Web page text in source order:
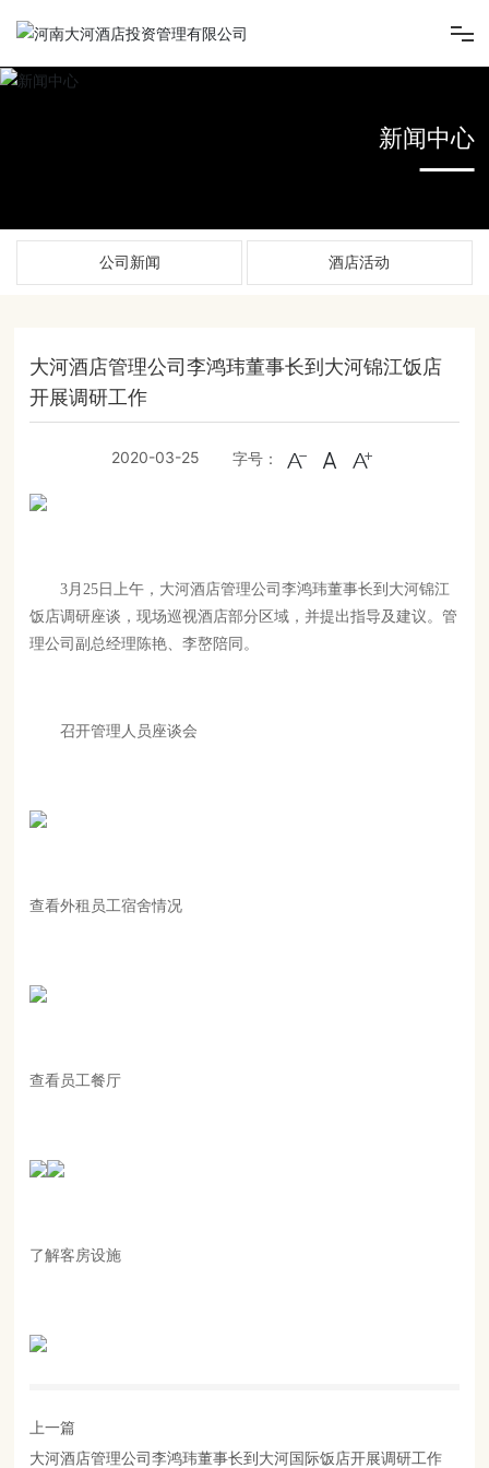
新闻中心
旗下项目
联系我们
新闻中心
公司新闻 酒店活动
大河酒店管理公司李鸿玮董事长到大河锦江饭店
开展调研工作
2020-03-25 字号：
3月25日上午，大河酒店管理公司李鸿玮董事长到大河锦江
饭店调研座谈，现场巡视酒店部分区域，并提出指导及建议。管
理公司副总经理陈艳、李嶅陪同。
召开管理人员座谈会
查看外租员工宿舍情况
查看员工餐厅
了解客房设施
上一篇
大河酒店管理公司李鸿玮董事长到大河国际饭店开展调研工作